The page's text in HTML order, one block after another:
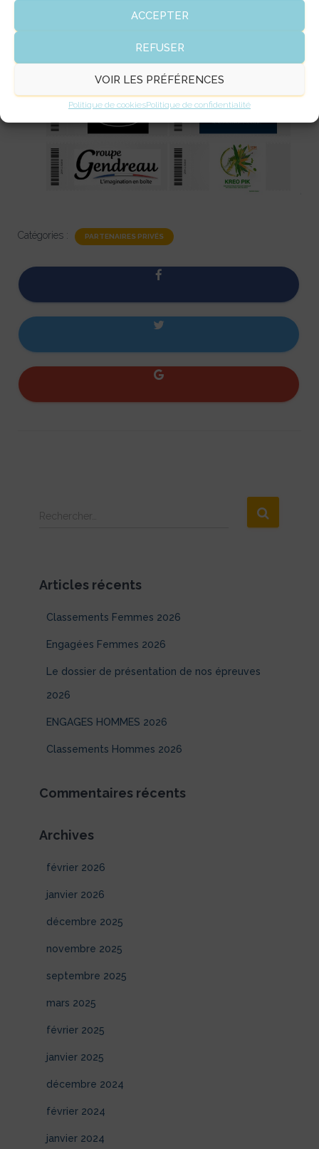
ACCEPTER
REFUSER
VOIR LES PRÉFÉRENCES
Politique de cookiesPolitique de confidentialité
Catégories : PARTENAIRES PRIVÉS
R
r
Rechercher…
Articles récents
Classements Femmes 2026
Engagées Femmes 2026
Le dossier de présentation de nos épreuves
2026
ENGAGES HOMMES 2026
Classements Hommes 2026
Commentaires récents
Archives
février 2026
janvier 2026
décembre 2025
novembre 2025
septembre 2025
mars 2025
février 2025
janvier 2025
décembre 2024
février 2024
janvier 2024